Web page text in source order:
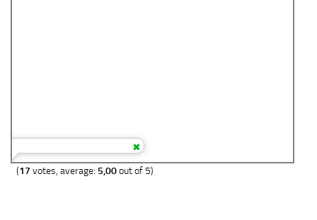
(17 votes, average: 5,00out of 5)